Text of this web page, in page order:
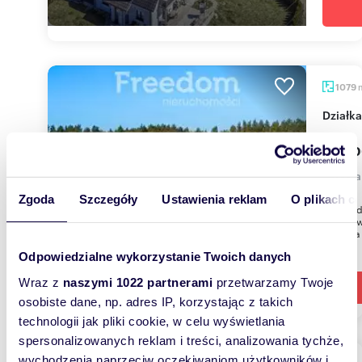
Zgoda Szczegóły Ustawienia reklam O plikach
Odpowiedzialne wykorzystanie Twoich danych
Wraz z naszymi 1022 partnerami przetwarzamy Twoje
osobiste dane, np. adres IP, korzystając z takich
technologii jak pliki cookie, w celu wyświetlania
spersonalizowanych reklam i treści, analizowania tychże,
1079
349
a